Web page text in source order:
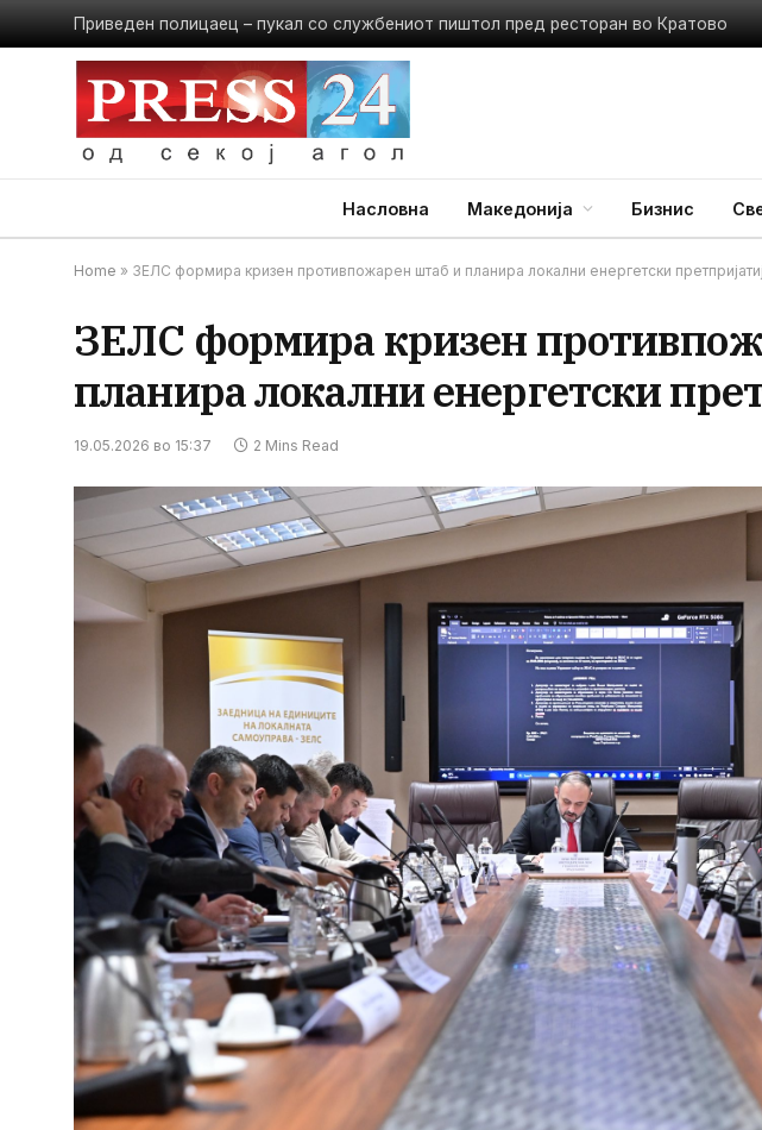
Приведен полицаец – пукал со службениот пиштол пред ресторан во Кратово
Насловна Македонија Бизнис
Home » ЗЕЛС формира кризен противпожарен штаб и планира локални енергетски
ЗЕЛС формира кризен
планира локални енергетски
19.05.2026 во 15:37 2 Mins Read